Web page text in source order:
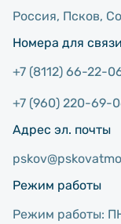
Россия, Псков,
Номера для связи
+7 (8112) 66-22-
+7 (960) 220-69-
Адрес эл. почты
Режим работы
Режим работы: